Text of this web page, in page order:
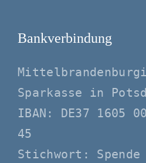
Bankverbindung
Sparkasse in
IBAN: DE37 1605
45
Stichwort: Spende